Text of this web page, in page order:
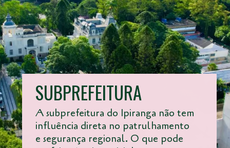
SUBPREFEITURA
A subprefeitura do Ipiranga não tem
influência direta no patrulhamento
e segurança regional. O que pode